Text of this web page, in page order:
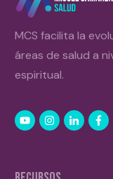
MCS facilita la
áreas de salud a
espiritual.